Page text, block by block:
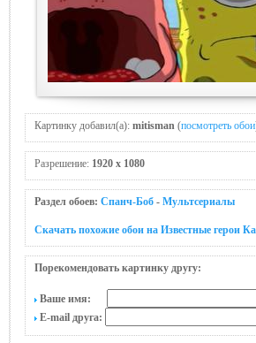
Картинку добавил(а): mitisman (посмотреть обои
Разрешение: 1920 x 1080
Раздел обоев: Спанч-Боб - Мультсериалы
Скачать похожие обои на Известные герои
Порекомендовать картинку другу:
Ваше имя:
E-mail друга: